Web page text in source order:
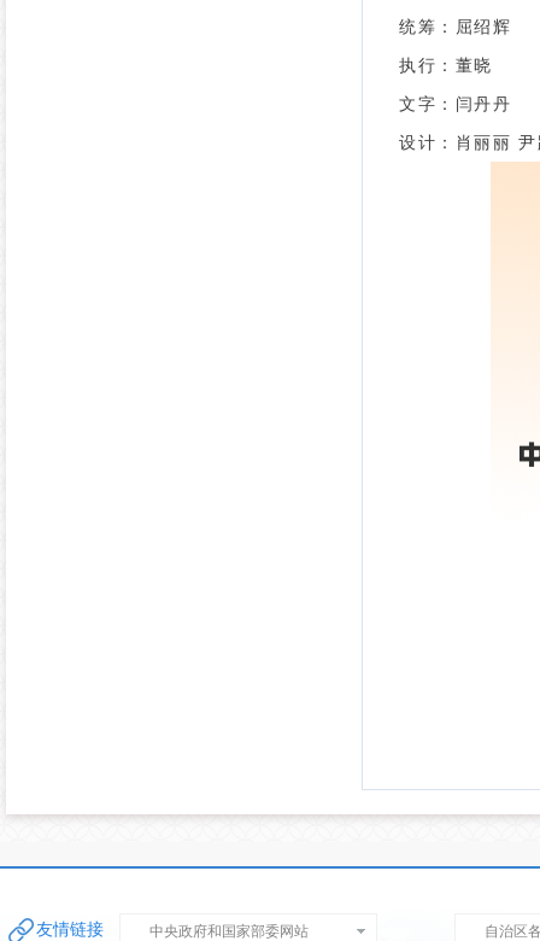
统筹：屈绍辉
执行：董晓
文字：闫丹丹
设计：肖丽丽
友情链接 中央政府和国家部委网站 自治区